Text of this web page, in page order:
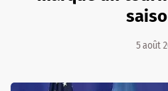
5 août